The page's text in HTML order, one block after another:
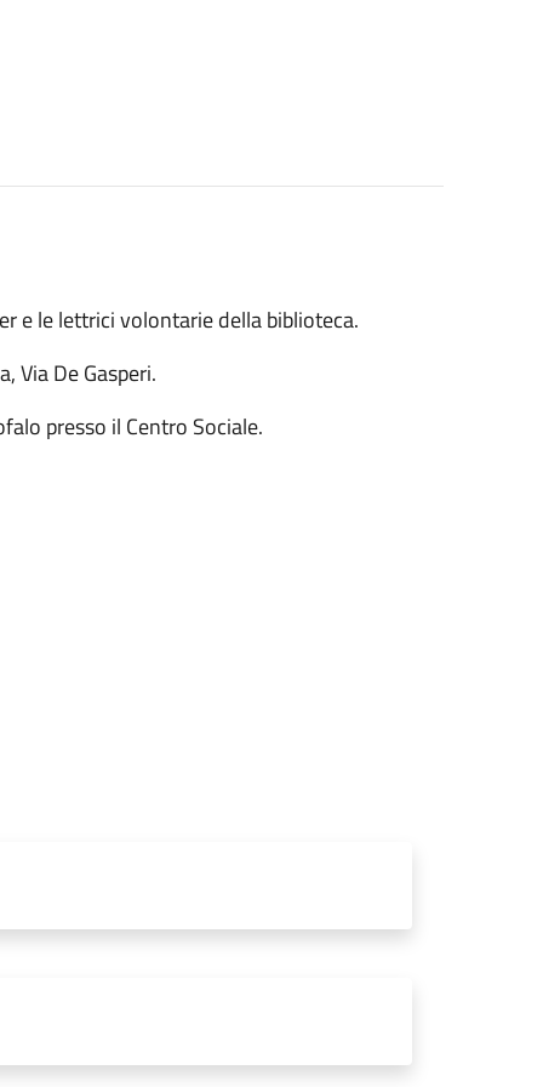
e le lettrici volontarie della biblioteca.
Via De Gasperi.
presso il Centro Sociale.